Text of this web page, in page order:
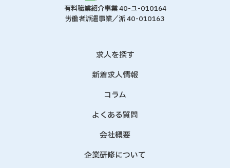
有料職業紹介事業 40-ユ-010164
労働者派遣事業／派 40-010163
求人を探す
新着求人情報
コラム
よくある質問
会社概要
企業研修について